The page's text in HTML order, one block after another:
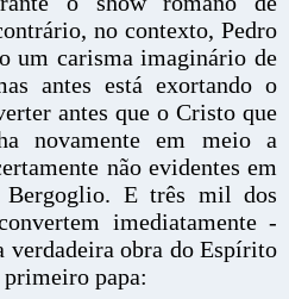
no contexto, Pedro
um carisma imaginário de
antes está exortando o
antes que o Cristo que
novamente em meio a
não evidentes em
Bergoglio. E três mil dos
imediatamente -
verdadeira obra do Espírito
primeiro papa: